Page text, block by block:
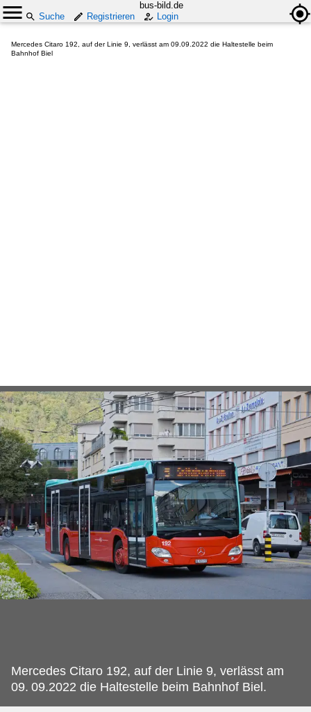
bus-bild.de
Suche
Registrieren Login
Mercedes Citaro 192, auf der Linie 9, verlässt am 09.09.2022 die Haltestelle beim
Bahnhof Biel
Mercedes Citaro 192, auf der Linie 9, verlässt am
09. 09.2022 die Haltestelle beim Bahnhof Biel.